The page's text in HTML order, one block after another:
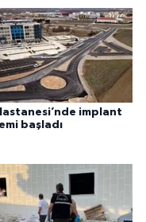
implant
başladı